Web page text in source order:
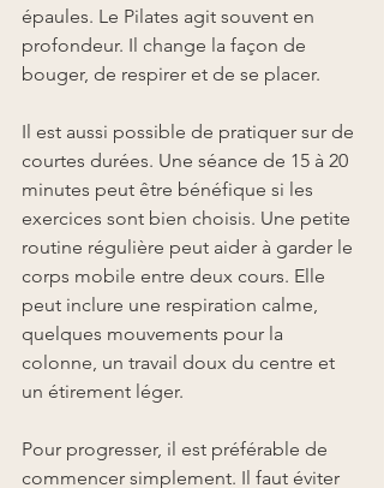
épaules. Le Pilates agit souvent en
profondeur. Il change la façon de
bouger, de respirer et de se placer.
Il est aussi possible de pratiquer sur de
courtes durées. Une séance de 15 à 20
minutes peut être bénéfique si les
exercices sont bien choisis. Une petite
routine régulière peut aider à garder le
corps mobile entre deux cours. Elle
peut inclure une respiration calme,
quelques mouvements pour la
colonne, un travail doux du centre et
un étirement léger.
Pour progresser, il est préférable de
commencer simplement. Il faut éviter